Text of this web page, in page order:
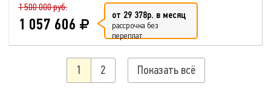
1 500 000 руб.
1 057 606 от 29 378р. в месяц
рассрочка без
переплат
1 2 Показать всё